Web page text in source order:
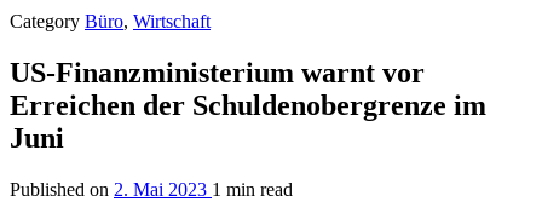
Category Büro, Wirtschaft
US-Finanzministerium warnt vor
Erreichen der Schuldenobergrenze im
Juni
Published on 2. Mai 2023 1 min read